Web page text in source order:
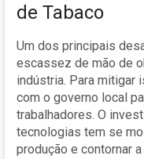
de Tabaco
Um dos principais
escassez de mão de
indústria. Para mitigar
com o governo local
trabalhadores. O
tecnologias tem se
produção e contornar